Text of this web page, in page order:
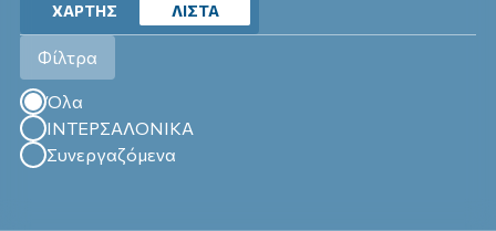
ΧΑΡΤΗΣ ΛΙΣΤΑ
Φίλτρα
Όλα
ΙΝΤΕΡΣΑΛΟΝΙΚΑ
Συνεργαζόμενα